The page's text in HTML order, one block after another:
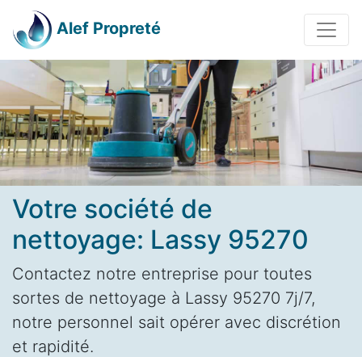
Alef Propreté
Votre société de
nettoyage: Lassy 95270
Contactez notre entreprise pour toutes
sortes de nettoyage à Lassy 95270 7j/7,
notre personnel sait opérer avec discrétion
et rapidité.